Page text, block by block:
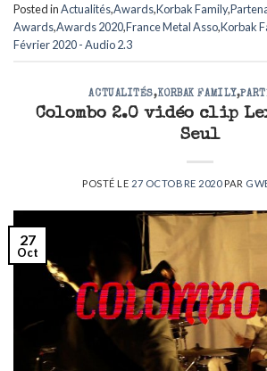
Posted inActualités,Awards,Korbak Family,
Awards,Awards 2020,France Metal Asso,Korbak
Février 2020 - Audio 2.3
ACTUALITÉS,KORBAK FAMILY,
Colombo 2.0 vidéo clip
Seul
POSTÉ LE 27 OCTOBRE 2020PAR
27
Oct